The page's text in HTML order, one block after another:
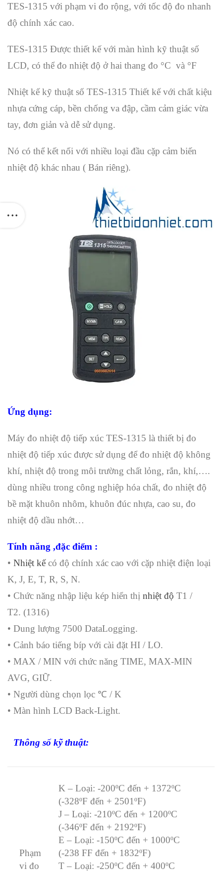
TES-1315 với phạm vi đo rộng, với tốc độ đo nhanh
độ chính xác cao.
TES-1315 Được thiết kế với màn hình kỹ thuật số
LCD, có thể đo nhiệt độ ở hai thang đo °C và °F
Nhiệt kế kỹ thuật số TES-1315 Thiết kế với chất kiệu
nhựa cứng cáp, bền chống va đập, cầm cảm giác vừa
tay, đơn giản và dễ sử dụng.
Nó có thể kết nối với nhiều loại đầu cặp cảm biến
nhiệt độ khác nhau ( Bán riêng).
Ứng dụng:
Máy đo nhiệt độ tiếp xúc TES-1315 là thiết bị đo
nhiệt độ tiếp xúc được sử dụng để đo nhiệt độ không
khí, nhiệt độ trong môi trường chất lỏng, rắn, khí,….
dùng nhiều trong công nghiệp hóa chất, đo nhiệt độ
bề mặt khuôn nhôm, khuôn đúc nhựa, cao su, đo
nhiệt độ dầu nhớt…
Tính năng ,đặc điểm :
• Nhiệt kếcó độ chính xác cao với cặp nhiệt điện loại
K, J, E, T, R, S, N.
• Chức năng nhập liệu kép hiển thị nhiệt độ T1 /
T2. (1316)
• Dung lượng 7500 DataLogging.
• Cảnh báo tiếng bíp với cài đặt HI / LO.
• MAX / MIN với chức năng TIME, MAX-MIN
AVG, GIỮ.
• Người dùng chọn lọc ℃ / K
• Màn hình LCD Back-Light.
Thông số kỹ thuật:
Phạm
vi đo
K – Loại: -200ºC đến + 1372ºC
(-328ºF đến + 2501ºF)
J – Loại: -210ºC đến + 1200ºC
(-346ºF đến + 2192ºF)
E – Loại: -150ºC đến + 1000ºC
(-238 FF đến + 1832ºF)
T – Loại: -250ºC đến + 400ºC